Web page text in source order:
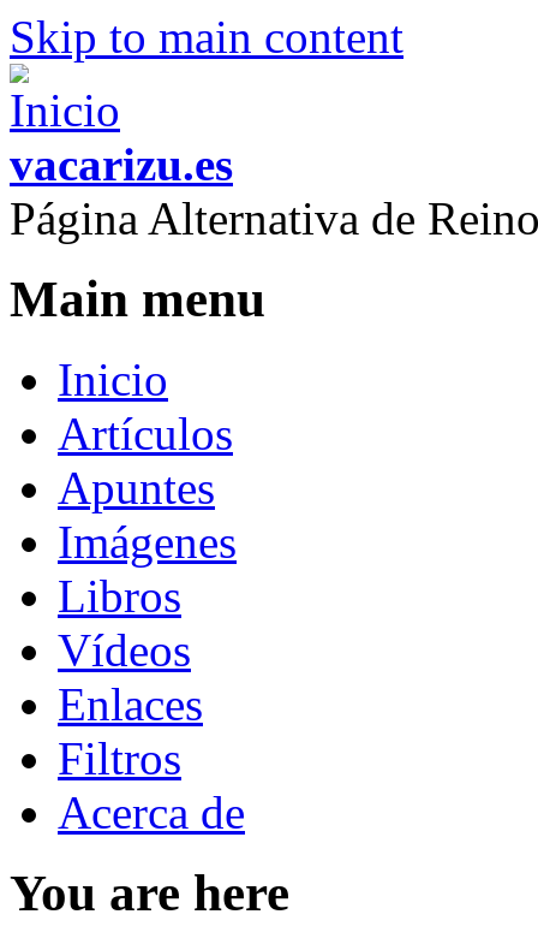
Skip to main content
vacarizu.es
Página Alternativa de
Main menu
Inicio
Artículos
Apuntes
Imágenes
Libros
Vídeos
Enlaces
Filtros
Acerca de
You are here